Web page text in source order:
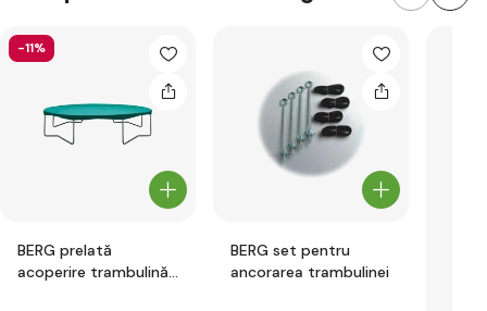
-11%
BERG prelată
acoperire trambulină
BERG set pentru
ancorarea trambulinei